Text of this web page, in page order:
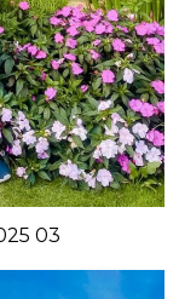
03